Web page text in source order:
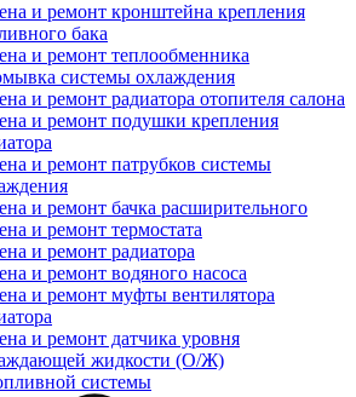
и ремонт кронштейна крепления
бака
и ремонт теплообменника
системы охлаждения
и ремонт радиатора отопителя салона
и ремонт подушки крепления
и ремонт патрубков системы
и ремонт бачка расширительного
и ремонт термостата
и ремонт радиатора
и ремонт водяного насоса
и ремонт муфты вентилятора
и ремонт датчика уровня
жидкости (О/Ж)
системы